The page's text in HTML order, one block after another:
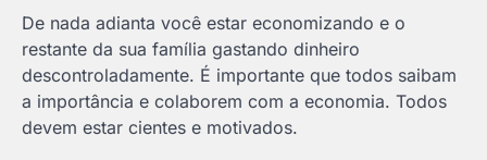
De nada adianta você estar economizando e o
restante da sua família gastando dinheiro
descontroladamente. É importante que todos saibam
a importância e colaborem com a economia. Todos
devem estar cientes e motivados.